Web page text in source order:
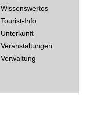
Wissenswertes
Tourist-Info
Unterkunft
Veranstaltungen
Verwaltung